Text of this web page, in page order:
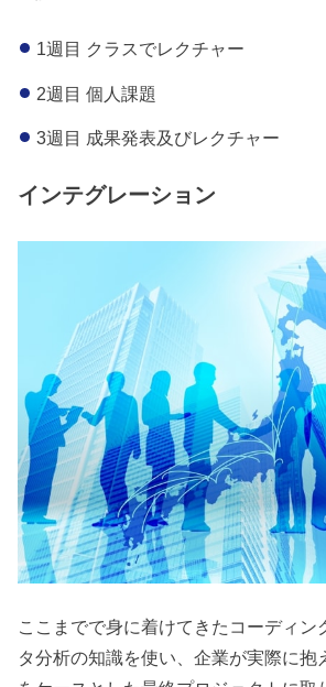
1週目 クラスでレクチャー
2週目 個人課題
3週目 成果発表及びレクチャー
インテグレーション
ここまでで身に着けてきたコーディン
タ分析の知識を使い、企業が実際に抱